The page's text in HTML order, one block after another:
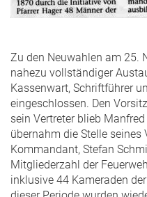
Zu den Neuwahlen am 25.
nahezu vollständiger
Kassenwart, Schriftführer
eingeschlossen. Den
sein Vertreter blieb
übernahm die Stelle
Kommandant, Stefan
Mitgliederzahl der
inklusive 44 Kameraden